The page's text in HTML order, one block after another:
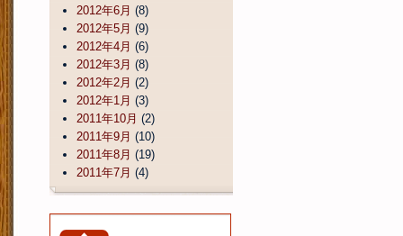
2012年6月 (8)
2012年5月 (9)
2012年4月 (6)
2012年3月 (8)
2012年2月 (2)
2012年1月 (3)
2011年10月 (2)
2011年9月 (10)
2011年8月 (19)
2011年7月 (4)